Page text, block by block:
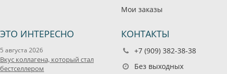
Мои заказы
ЭТО ИНТЕРЕСНО
5 августа 2026
Вкус коллагена, который стал
бестселлером
КОНТАКТЫ
+7 (909) 382-38-38
Без выходных